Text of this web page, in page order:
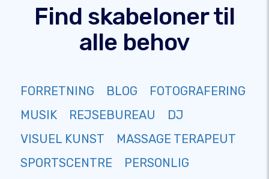
Find skabeloner til
alle behov
FORRETNING BLOG
FOTOGRAFERING
MUSIK
REJSEBUREAU
DJ
VISUEL KUNST
MASSAGE TERAPEUT
SPORTSCENTRE
PERSONLIG